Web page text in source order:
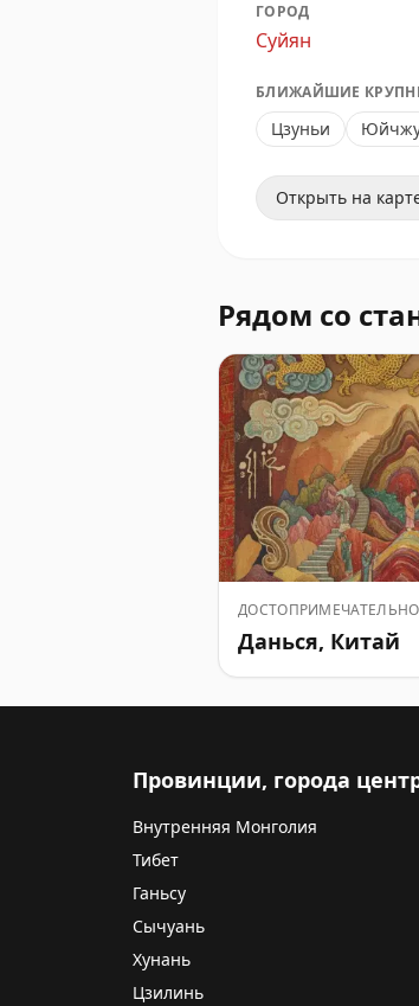
ГОРОД
Суйян
БЛИЖАЙШИЕ
Цзуньи
Открыть на
Рядом со
Данься, Китай
Провинции, города
Внутренняя Монголия
Тибет
Ганьсу
Сычуань
Хунань
Цзилинь